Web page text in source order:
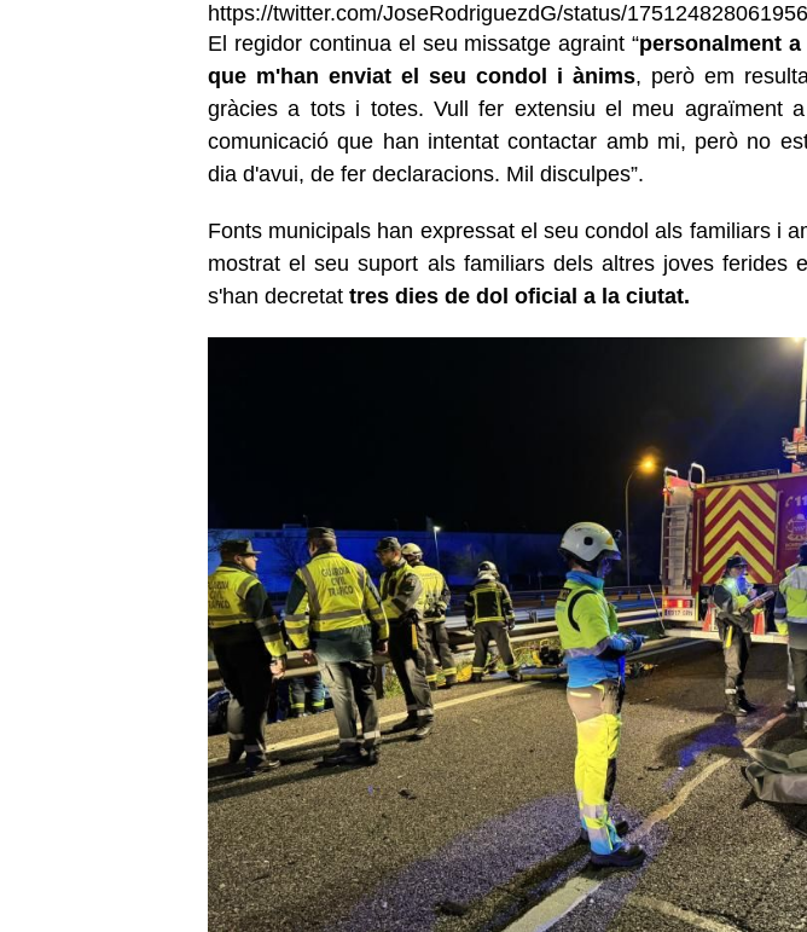
https://twitter.com/JoseRodriguezdG/status/
El regidor continua el seu missatge agraint “personalment
que m'han enviat el seu condol i ànims, però em
gràcies a tots i totes. Vull fer extensiu el meu agraïment
comunicació que han intentat contactar amb mi, però no
dia d'avui, de fer declaracions. Mil disculpes”.
Fonts municipals han expressat el seu condol als familiars i
mostrat el seu suport als familiars dels altres joves ferides
s'han decretat tres dies de dol oficial a la ciutat.